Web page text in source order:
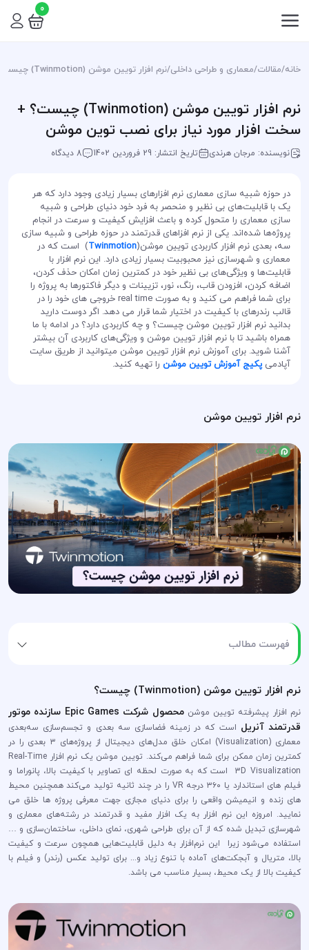
0
خانه/مقالات/معماری و طراحی داخلی/نرم افزار تویین موشن (Twinmotion) چیست؟ + سخت افزار مورد نیاز برای نصب توین موشن
نرم افزار تویین موشن (Twinmotion) چیست؟ +
سخت افزار مورد نیاز برای نصب توین موشن
نویسنده: مرجان هرندی تاریخ انتشار: 29 فروردین 1402 8 دیدگاه
در حوزه شبیه سازی معماری نرم افزارهای بسیار زیادی وجود دارد که هر
یک با قابلیت‌های بی نظیر و منحصر به فرد خود دنیای طراحی و شبیه
سازی معماری را متحول کرده و باعث افزایش کیفیت و سرعت در انجام
پروژه‌ها شده‌اند. یکی از نرم افزاهای قدرتمند در حوزه طراحی و شبیه سازی
سه، بعدی نرم افزار کاربردی تویین موشن(Twinmotion) است که در
معماری و شهرسازی نیز محبوبیت بسیار زیادی دارد. این نرم افزار با
قابلیت‌ها و ویژگی‌های بی نظیر خود در کمترین زمان امکان حذف کردن،
اضافه کردن، افزودن قاب، رنگ، نور، تزیینات و دیگر فاکتورها به پروژه را
برای شما فراهم می‌ کنید و به صورت real time خروجی های خود را در
قالب رندرهای با کیفیت در اختیار شما قرار می دهد. اگر دوست دارید
بدانید نرم افزار تویین موشن چیست؟ و چه کاربردی دارد؟ در ادامه با ما
همراه باشید تا با نرم افزار تویین موشن و ویژگی‌های کاربردی آن بیشتر
آشنا شوید. برای آموزش نرم افزار تویین موشن میتوانید از طریق سایت
آپادمیپکیج آموزش تویین موشن را تهیه کنید.
نرم افزار تویین موشن
فهرست مطالب
نرم افزار تویین موشن (Twinmotion) چیست؟
نرم افزار پیشرفته تویین موشن
محصول شرکت Epic Games سازنده موتور
قدرتمند آنریل است که در زمینه فضاسازی سه بعدی و تجسم‌سازی سه‌بعدی
معماری (Visualization) امکان خلق مدل‌های دیجیتال از پروژه‌های ۳ بعدی را در
کمترین زمان ممکن برای شما فراهم می‌کند. تویین موشن یک نرم افزار Real-Time
3D Visualization است که به صورت لحظه ای تصاویر با کیفیت بالا، پانوراما و
فیلم های استاندارد یا ۳۶۰ درجه VR را در چند ثانیه تولید می‌کند همچنین محیط
های زنده و انیمیشن واقعی را برای دنیای مجازی جهت معرفی پروژه ها خلق می
نمایید. امروزه این نرم افزار به یک افزار مفید و قدرتمند در رشته‌های معماری و
شهرسازی تبدیل شده که از آن برای طراحی شهری، نمای داخلی، ساختمان‌سازی و …
استفاده می‌شود زیرا این نرم‌افزار به دلیل قابلیت‌هایی همچون سرعت و کیفیت
بالا، متریال و آبجکت‌های آماده با تنوع زیاد و... برای تولید عکس (رندر) و فیلم با
کیفیت بالا از یک محیط، بسیار مناسب می باشد.